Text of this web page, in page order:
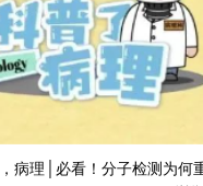
病理│必看！分子检测为何